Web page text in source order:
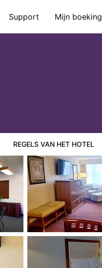
Support Mijn boeking
REGELS VAN HET HOTEL